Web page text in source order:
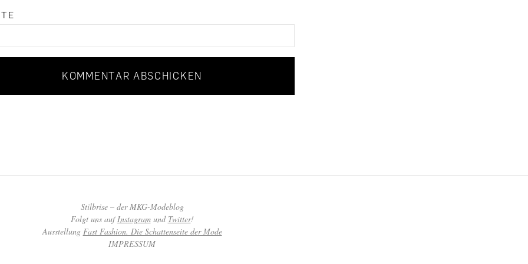
Stilbrise – der MKG-Modeblog
Folgt uns aufInstagram und Twitter!
Ausstellung Fast Fashion. Die Schattenseite der Mode
IMPRESSUM